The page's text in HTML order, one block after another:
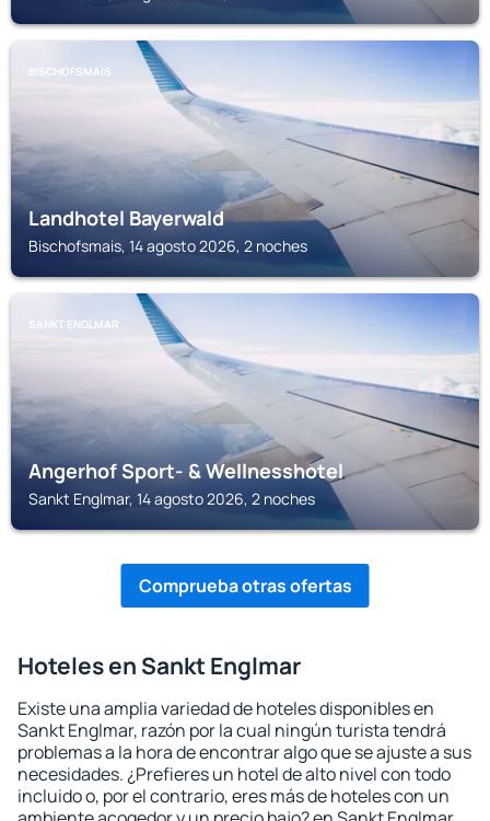
BISCHOFSMAIS
Landhotel Bayerwald
Bischofsmais, 14 agosto 2026, 2 noches
SANKT ENGLMAR
Angerhof Sport- & Wellnesshotel
Sankt Englmar, 14 agosto 2026, 2 noches
Comprueba otras ofertas
Hoteles en Sankt Englmar
Existe una amplia variedad de hoteles disponibles en
Sankt Englmar, razón por la cual ningún turista tendrá
problemas a la hora de encontrar algo que se ajuste a sus
necesidades. ¿Prefieres un hotel de alto nivel con todo
incluido o, por el contrario, eres más de hoteles con un